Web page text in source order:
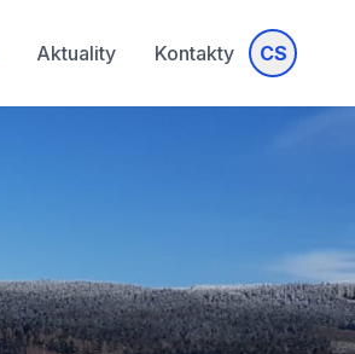
Aktuality Kontakty CS